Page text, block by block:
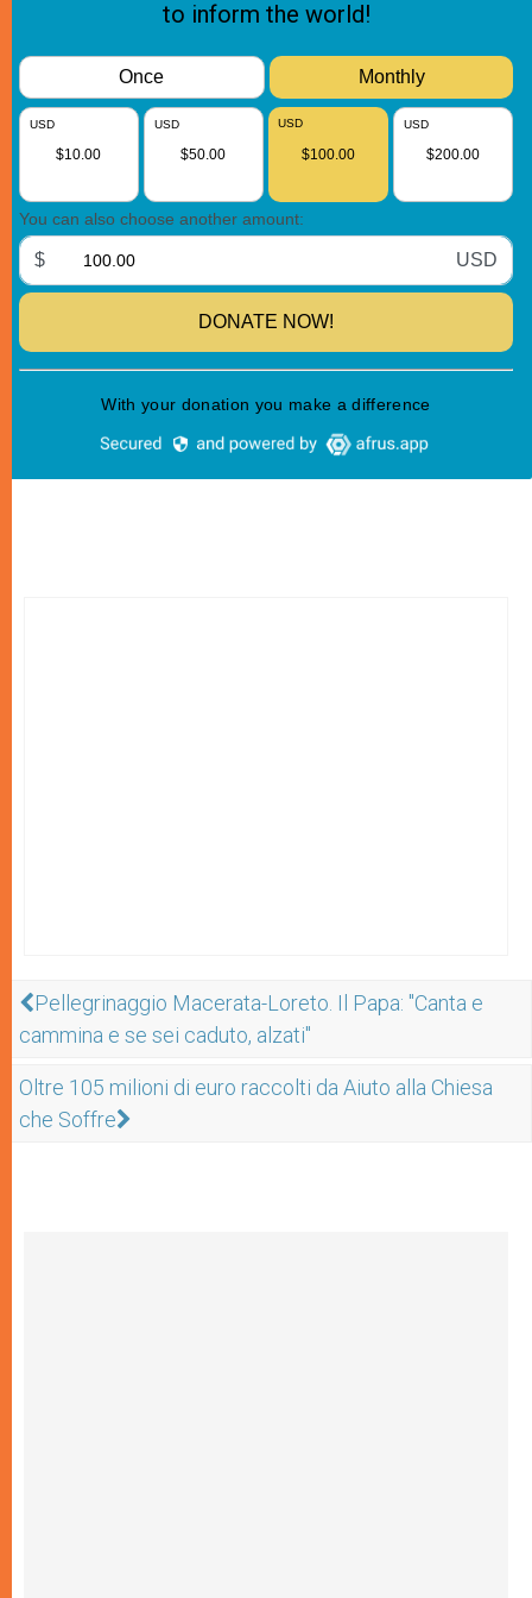
Pellegrinaggio Macerata-Loreto. Il Papa: "Canta e
cammina e se sei caduto, alzati"
Oltre 105 milioni di euro raccolti da Aiuto alla Chiesa
che Soffre